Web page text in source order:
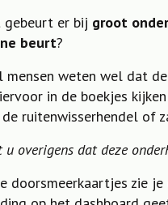
gebeurt er bij groot
beurt?
mensen weten wel dat
in de boekjes
de ruitenwisserhendel of
u overigens dat deze
doorsmeerkaartjes zie